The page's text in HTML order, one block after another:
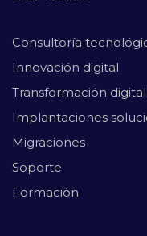
Consultoría
Innovación digital
Transformación digital
Implantaciones
Migraciones
Soporte
Formación